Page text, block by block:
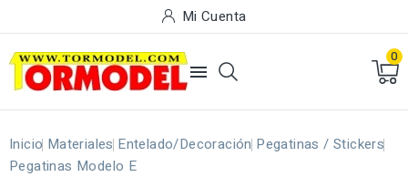
Mi Cuenta

0
Inicio Materiales Entelado/Decoración Pegatinas / Stickers
Pegatinas Modelo E